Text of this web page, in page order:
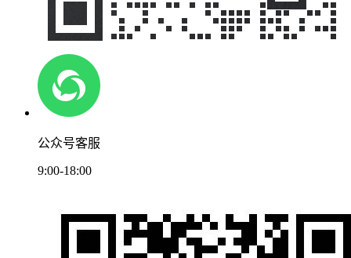
公众号客服
9:00-18:00